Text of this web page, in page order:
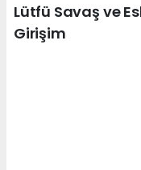
Lütfü Savaş ve
Girişim